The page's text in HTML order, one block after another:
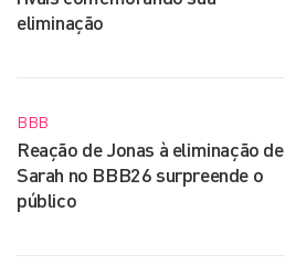
eliminação
BBB
Reação de Jonas à eliminação de
Sarah no BBB26 surpreende o
público